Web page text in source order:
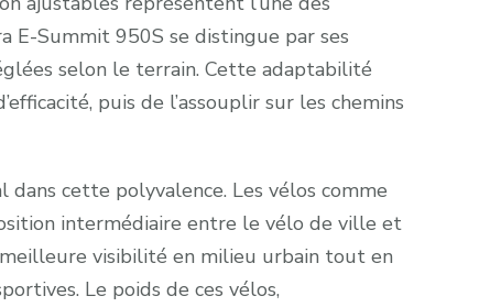
E-Summit 950S se distingue par ses
selon le terrain. Cette adaptabilité
puis de l’assouplir sur les chemins
cette polyvalence. Les vélos comme
intermédiaire entre le vélo de ville et
visibilité en milieu urbain tout en
Le poids de ces vélos,